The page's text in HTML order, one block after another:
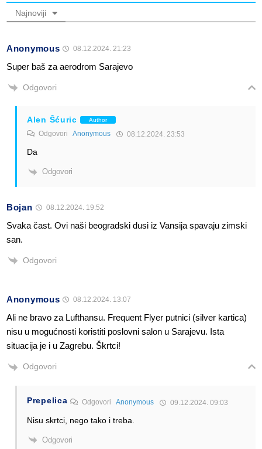
Najnoviji
Anonymous 08.12.2024. 21:23
Super baš za aerodrom Sarajevo
Odgovori
Alen Šćuric Author
Odgovori Anonymous 08.12.2024. 23:53
Da
Odgovori
Bojan 08.12.2024. 19:52
Svaka čast. Ovi naši beogradski dusi iz Vansija spavaju zimski
san.
Odgovori
Anonymous 08.12.2024. 13:07
Ali ne bravo za Lufthansu. Frequent Flyer putnici (silver kartica)
nisu u mogućnosti koristiti poslovni salon u Sarajevu. Ista
situacija je i u Zagrebu. Škrtci!
Odgovori
Prepelica OdgovoriAnonymous 09.12.2024. 09:03
Nisu skrtci, nego tako i treba.
Odgovori